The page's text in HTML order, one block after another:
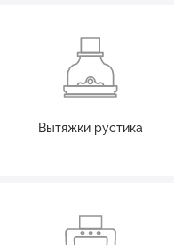
Вытяжки рустика